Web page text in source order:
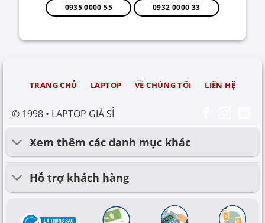
0935 0000 55 0932 0000 33
© 1998 • LAPTOP GIÁ SỈ
TRANG CHỦ LAPTOP VỀ CHÚNG TÔI LIÊN HỆ
Xem thêm các danh mục khác
Hỗ trợ khách hàng